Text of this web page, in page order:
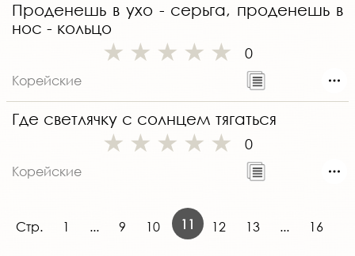
Проденешь в ухо - серьга, проденешь в
нос - кольцо
0
Корейские
Где светлячку с солнцем тягаться
0
Корейские
Стр. 1 ... 9 10 11 12 13 ... 16